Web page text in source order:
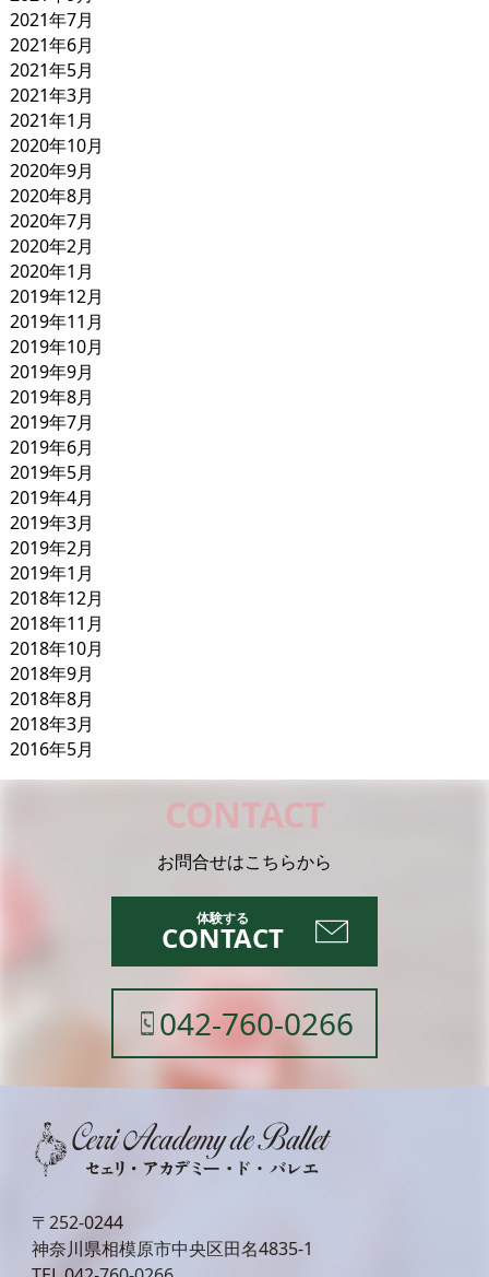
2021年7月
2021年6月
2021年5月
2021年3月
2021年1月
2020年10月
2020年9月
2020年8月
2020年7月
2020年2月
2020年1月
2019年12月
2019年11月
2019年10月
2019年9月
2019年8月
2019年7月
2019年6月
2019年5月
2019年4月
2019年3月
2019年2月
2019年1月
2018年12月
2018年11月
2018年10月
2018年9月
2018年8月
2018年3月
2016年5月
CONTACT
お問合せはこちらから
CONTACT
042-760-0266
〒252-0244
神奈川県相模原市中央区田名4835-1